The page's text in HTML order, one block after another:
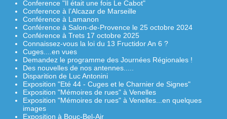
Conference "Il était une fois Le Cabot"
Conference à l’Alcazar de Marseille
Conférence à Lamanon
Conférence à Salon-de-Provence le 25 octobre 2024
Conférence à Trets 17 octobre 2025
Connaissez-vous la loi du 13 Fructidor An 6 ?
Cuges....en vues
Demandez le programme des Journées Régionales !
Des nouvelles de nos antennes.....
Disparition de Luc Antonini
Exposition "Eté 44 - Cuges et le Charnier de Signes"
Exposition "Mémoires de rues" à Venelles
Exposition "Mémoires de rues" à Venelles...en quelques
images
Exposition à Bouc-Bel-Air